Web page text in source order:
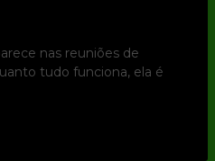
nas reuniões de
tudo funciona, ela é